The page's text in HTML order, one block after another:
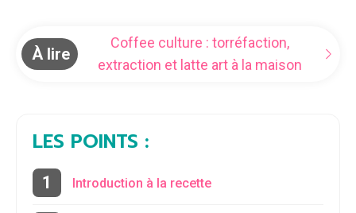
À lire
Coffee culture : torréfaction,
extraction et latte art à la maison
LES POINTS :
Introduction à la recette